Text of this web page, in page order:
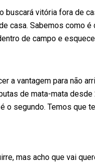
buscará vitória fora de
casa. Sabemos como
de campo e
a vantagem para não
de mata-mata desde
o segundo. Temos que
mas acho que vai